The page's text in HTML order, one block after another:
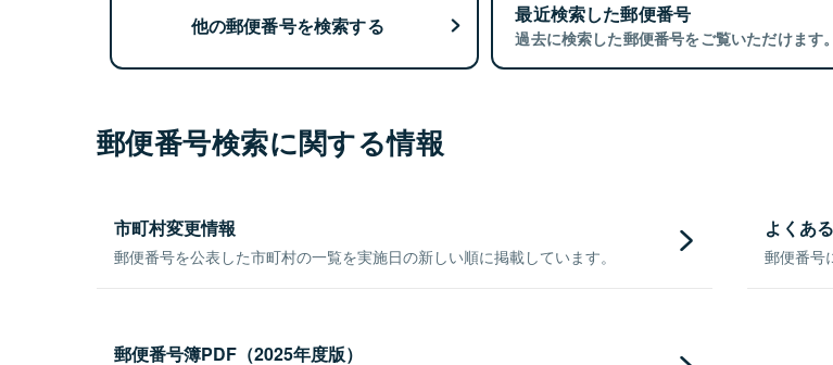
他の郵便番号を検索する 最近検索した郵便番号
過去に検索した郵便番号をご覧いただけます。
郵便番号検索に関する情報
市町村変更情報
郵便番号を公表した市町村の一覧を実施日の新しい順に掲載しています。
よくあ
郵便番号
郵便番号簿PDF（2025年度版）